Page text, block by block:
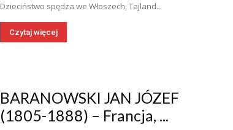
Dzieciństwo spędza we Włoszech, Tajland...
Czytaj więcej
BARANOWSKI JAN JÓZEF
(1805-1888) – Francja, ...